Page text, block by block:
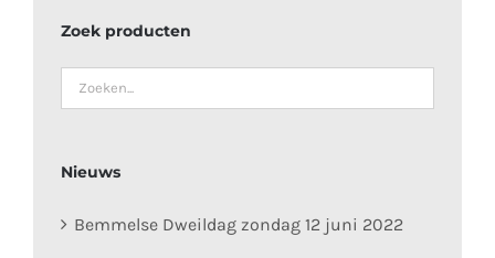
Zoek producten
Nieuws
Bemmelse Dweildag zondag 12 juni 2022